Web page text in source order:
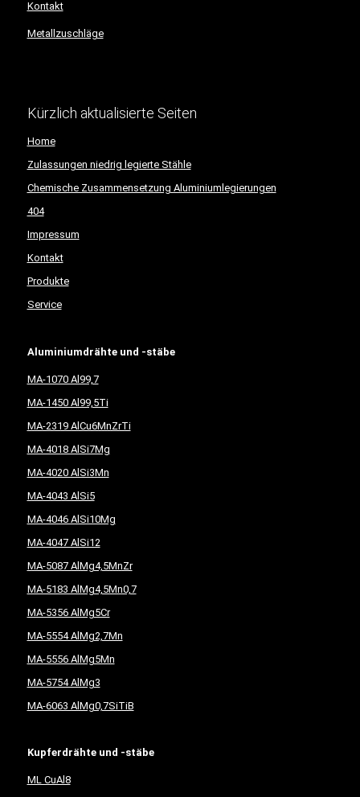
Kontakt
Metallzuschläge
Kürzlich aktualisierte Seiten
Home
Zulassungen niedrig legierte Stähle
Chemische Zusammensetzung Aluminiumlegierungen
404
Impressum
Kontakt
Produkte
Service
Aluminiumdrähte und -stäbe
MA-1070 Al99,7
MA-1450 Al99,5Ti
MA-2319 AlCu6MnZrTi
MA-4018 AlSi7Mg
MA-4020 AlSi3Mn
MA-4043 AlSi5
MA-4046 AlSi10Mg
MA-4047 AlSi12
MA-5087 AlMg4,5MnZr
MA-5183 AlMg4,5Mn0,7
MA-5356 AlMg5Cr
MA-5554 AlMg2,7Mn
MA-5556 AlMg5Mn
MA-5754 AlMg3
MA-6063 AlMg0,7SiTiB
Kupferdrähte und -stäbe
ML CuAl8